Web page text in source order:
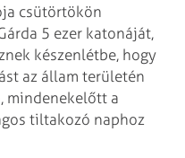
csütörtökön
5 ezer katonáját,
készenlétbe, hogy
az állam területén
mindenekelőtt a
tiltakozó naphoz